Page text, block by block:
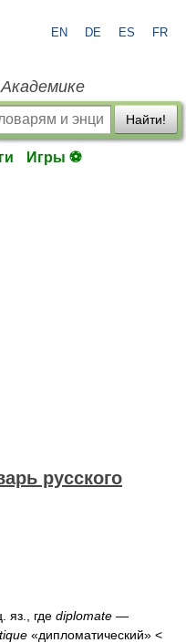
EN DE ES FR
Найти!
Игры ⚽
русского
яз., где diplomate —
«дипломатический» <